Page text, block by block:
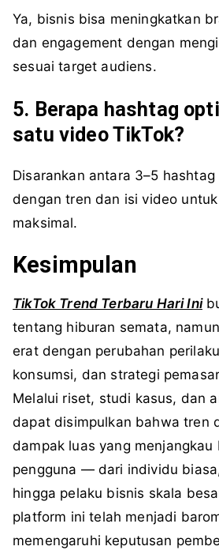
Ya, bisnis bisa meningkatkan
dan engagement dengan
sesuai target audiens.
5. Berapa hashtag
satu video TikTok?
Disarankan antara 3–5 hashtag
dengan tren dan isi video
maksimal.
Kesimpulan
TikTok Trend Terbaru Hari Ini
tentang hiburan semata,
erat dengan perubahan
konsumsi, dan strategi
Melalui riset, studi kasus, dan
dapat disimpulkan bahwa tren
dampak luas yang menjangkau
pengguna — dari individu
hingga pelaku bisnis skala
platform ini telah menjadi
memengaruhi keputusan